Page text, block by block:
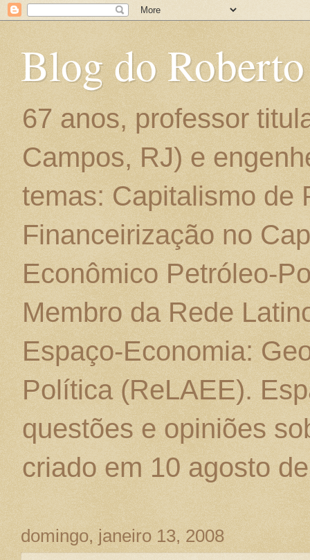
Blog do
67 anos, professor
Campos, RJ) e
temas: Capitalismo de
Financeirização no
Econômico Petróleo-
Membro da Rede
Espaço-Economia:
Política (ReLAEE).
questões e opiniões
criado em 10 agosto
domingo, janeiro 13, 2008